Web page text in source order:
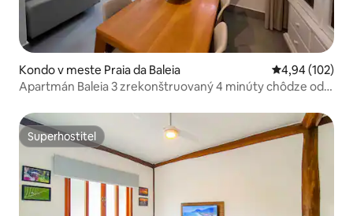
Kondo v meste Praia da Baleia Priemerné
4,94 (102)
Apartmán Baleia 3 zrekonštruovaný 4 minúty chôdze od
Superhostiteľ
Superhostiteľ